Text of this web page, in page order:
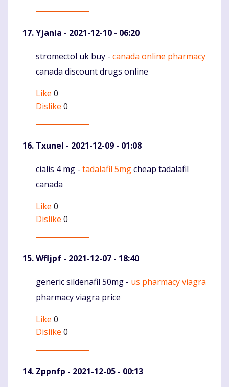
Yjania - 2021-12-10 - 06:20
Komentaras
stromectol uk buy - canada online pharmacy
canada discount drugs online
Like 0
Dislike 0
Txunel - 2021-12-09 - 01:08
Komentaras
cialis 4 mg - tadalafil 5mgcheap tadalafil
canada
Like 0
Dislike 0
Wfljpf - 2021-12-07 - 18:40
Komentaras
generic sildenafil 50mg - us pharmacy viagra
pharmacy viagra price
Like 0
Dislike 0
Zppnfp - 2021-12-05 - 00:13